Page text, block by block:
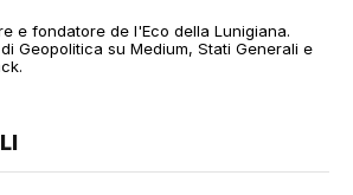
e fondatore de l'Eco della Lunigiana.
Geopolitica su Medium, Stati Generali e